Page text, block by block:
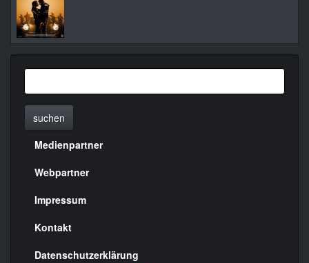
suchen
Menülinks
rechte
Seite
Medienpartner
Webpartner
Impressum
Kontakt
Datenschutzerklärung